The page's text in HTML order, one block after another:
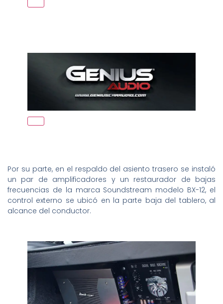
Por su parte, en el respaldo del asiento trasero se instaló
un par de amplificadores y un restaurador de bajas
frecuencias de la marca Soundstream modelo BX-12, el
control externo se ubicó en la parte baja del tablero, al
alcance del conductor.